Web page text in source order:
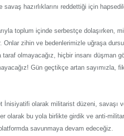
savaş hazırlıklarını reddettiği için
toplum içinde serbestçe dolaşırken,
Onlar zihin ve bedenlerimizle uğraşa
olmayacağız, hiçbir insanı düşman
Gün geçtikçe artan
İnisiyatifi olarak militarist düzeni, savaşı
olarak bu yola birlikte girdik ve anti-
savunmaya devam edeceğiz.